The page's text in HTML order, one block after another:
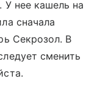
У нее кашель на
сначала
Секрозол. В
сменить